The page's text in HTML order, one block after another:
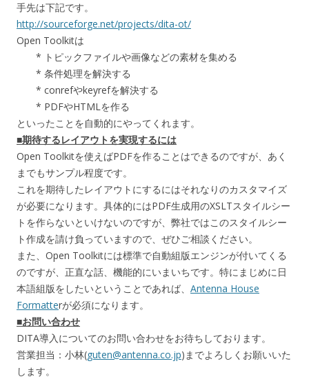
手先は下記です。
http://sourceforge.net/projects/dita-ot/
Open Toolkitは
* トピックファイルや画像などの素材を集める
* 条件処理を解決する
* conrefやkeyrefを解決する
* PDFやHTMLを作る
といったことを自動的にやってくれます。
■期待するレイアウトを実現するには
Open Toolkitを使えばPDFを作ることはできるのですが、あく
までもサンプル程度です。
これを期待したレイアウトにするにはそれなりのカスタマイズ
が必要になります。具体的にはPDF生成用のXSLTスタイルシー
トを作らないといけないのですが、弊社ではこのスタイルシー
ト作成を請け負っていますので、ぜひご相談ください。
また、Open Toolkitには標準で自動組版エンジンが付いてくる
のですが、正直な話、機能的にいまいちです。特にまじめに日
本語組版をしたいということであれば、 Antenna House
Formatterが必須になります。
■お問い合わせ
DITA導入についてのお問い合わせをお待ちしております。
営業担当：小林(guten@antenna.co.jp)までよろしくお願いいた
します。